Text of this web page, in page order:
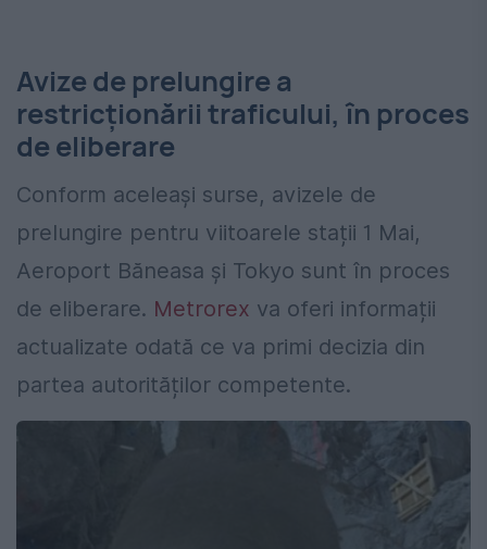
Avize de prelungire a
restricționării traficului, în proces
de eliberare
Conform aceleași surse, avizele de
prelungire pentru viitoarele stații 1 Mai,
Aeroport Băneasa și Tokyo sunt în proces
de eliberare. Metrorex va oferi informații
actualizate odată ce va primi decizia din
partea autorităților competente.